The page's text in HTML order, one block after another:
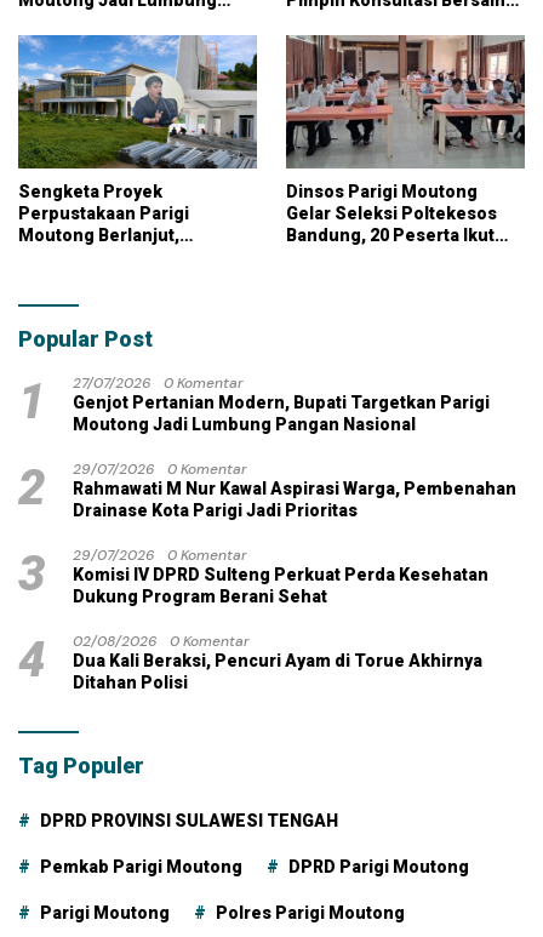
Sengketa Proyek
Perpustakaan Parigi
Moutong Berlanjut,
dengan Dana Pribadi
Dinsos Parigi Moutong
Gelar Seleksi Poltekesos
Bandung, 20 Peserta Ikut
Popular Post
1 27/07/2026
0 Komentar
Genjot Pertanian Modern, Bupati Targetkan Parigi
Moutong Jadi Lumbung Pangan Nasional
2 29/07/2026
0 Komentar
Rahmawati M Nur Kawal Aspirasi Warga, Pembenahan
Drainase Kota Parigi Jadi Prioritas
3 29/07/2026
0 Komentar
Komisi IV DPRD Sulteng Perkuat Perda Kesehatan
Dukung Program Berani Sehat
4 02/08/2026
0 Komentar
Dua Kali Beraksi, Pencuri Ayam di Torue Akhirnya
Ditahan Polisi
Tag Populer
DPRD PROVINSI SULAWESI TENGAH
Pemkab Parigi Moutong DPRD Parigi Moutong
Parigi Moutong Polres Parigi Moutong